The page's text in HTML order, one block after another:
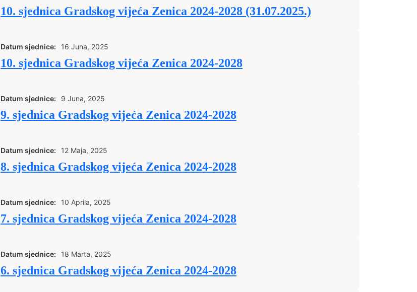
10. sjednica Gradskog vijeća Zenica 2024-2028 (31.07.2025.)
Datum sjednice: 16 Juna, 2025
10. sjednica Gradskog vijeća Zenica 2024-2028
Datum sjednice: 9 Juna, 2025
9. sjednica Gradskog vijeća Zenica 2024-2028
Datum sjednice: 12 Maja, 2025
8. sjednica Gradskog vijeća Zenica 2024-2028
Datum sjednice: 10 Aprila, 2025
7. sjednica Gradskog vijeća Zenica 2024-2028
Datum sjednice: 18 Marta, 2025
6. sjednica Gradskog vijeća Zenica 2024-2028